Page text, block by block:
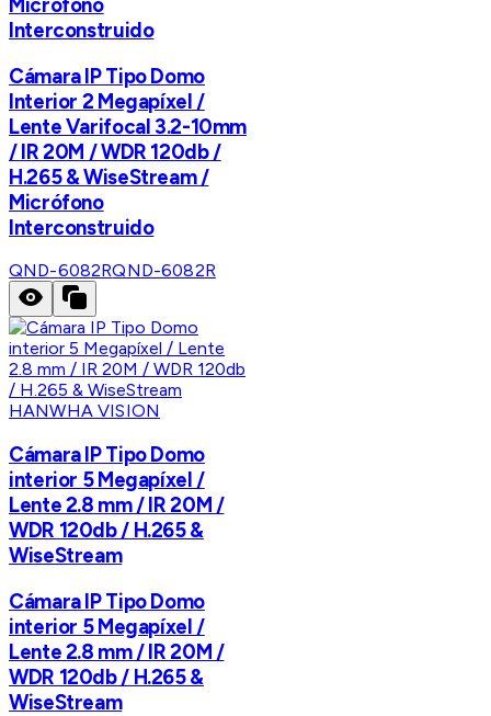
Interconstruido
Cámara IP Tipo Domo
Interior 2 Megapíxel /
Lente Varifocal 3.2-10mm
/ IR 20M / WDR 120db /
H.265 & WiseStream /
Micrófono
Interconstruido
QND-6082RQND-6082R
HANWHA VISION
Cámara IP Tipo Domo
interior 5 Megapíxel /
Lente 2.8 mm / IR 20M /
WDR 120db / H.265 &
WiseStream
Cámara IP Tipo Domo
interior 5 Megapíxel /
Lente 2.8 mm / IR 20M /
WDR 120db / H.265 &
WiseStream